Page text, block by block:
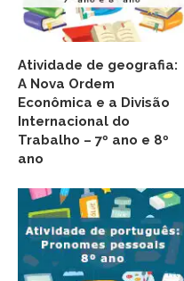
Atividade de geografia:
A Nova Ordem
Econômica e a Divisão
Internacional do
Trabalho – 7º ano e 8º
ano